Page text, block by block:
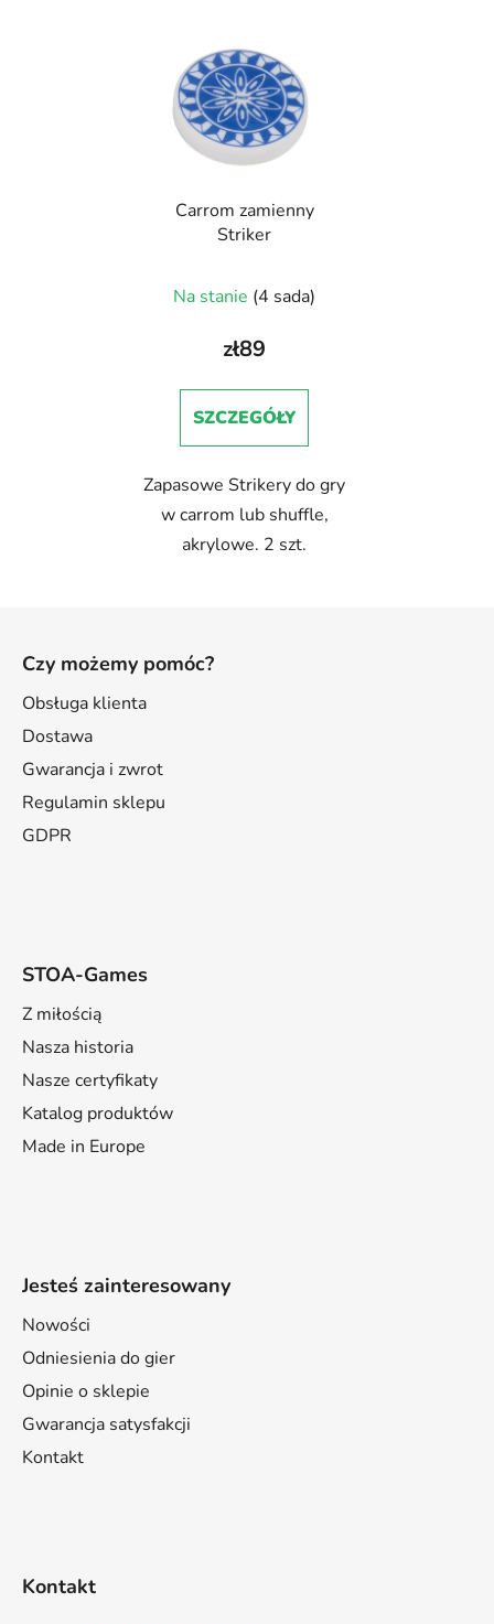
Carrom zamienny
Striker
Na stanie (4 sada)
zł89
SZCZEGÓŁY
Zapasowe Strikery do gry
w carrom lub shuffle,
akrylowe. 2 szt.
Czy możemy pomóc?
Obsługa klienta
Dostawa
Gwarancja i zwrot
Regulamin sklepu
GDPR
STOA-Games
Z miłością
Nasza historia
Nasze certyfikaty
Katalog produktów
Made in Europe
Jesteś zainteresowany
Nowości
Odniesienia do gier
Opinie o sklepie
Gwarancja satysfakcji
Kontakt
Kontakt